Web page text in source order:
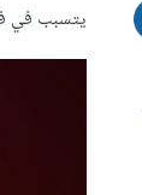
يتسبب في